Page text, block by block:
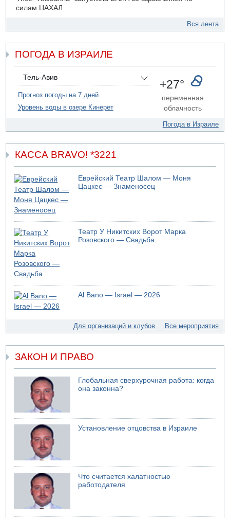
силам ЦАХАЛ
ДТП в Ашдоде: тяжело ранены двое маленьких детей
07.08.2026 19:14
Скончался водитель, врезавшийся в стену в
Иерусалиме
07.08.2026 17:57
Подозреваемый в домогательствах в хостеле - Гильбоа
Дахан
07.08.2026 17:55
коррупционных отношениях с Йоавом Элиаси
Вся лента
ПОГОДА В ИЗРАИЛЕ
Тель-Авив
Прогноз погоды на 7 дней
Уровень воды в озере Кинерет
+27°
переменная
облачность
Погода в Израиле
КАССА BRAVO! *3221
Еврейский Театр Шалом — Моня
Цацкес — Знаменосец
Театр У Никитских Ворот Марка
Розовского — Свадьба
Al Bano — Israel — 2026
Для организаций и клубов Все мероприятия
ЗАКОН И ПРАВО
Глобальная сверхурочная работа: когда
она законна?
Установление отцовства в Израиле
Что считается халатностью
работодателя